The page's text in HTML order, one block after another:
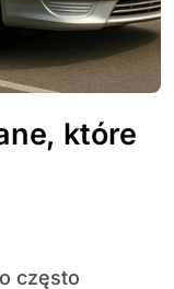
które